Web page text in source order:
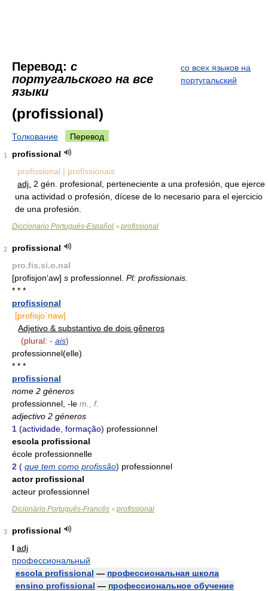
Перевод: с
португальского на все
языки
со всех языков на
португальский
(profissional)
Толкование Перевод
1
profissional
profissional | profissionais
adj. 2 gén. profesional, perteneciente a una profesión, que ejerce
una actividad o profesión, dícese de lo necesario para el ejercicio
de una profesión.
Diccionario Portugués-Español > profissional
2
profissional
pro.fis.si.o.nal
[profisjon‘aw] s professionnel. Pl: profissionais.
* * *
profissional
[profisjo`naw]
Adjetivo & substantivo de dois gêneros
(plural: - ais)
professionnel(elle)
* * *
profissional
nome 2 géneros
professionnel, -le m., f.
adjectivo 2 géneros
1 (actividade, formação) professionnel
escola profissional
école professionnelle
2 ( que tem como profissão) professionnel
actor profissional
acteur professionnel
Dicionário Português-Francês > profissional
3
profissional
I adj
профессиональный
escola profissional — профессиональная школа
ensino profissional — профессиональное обучение